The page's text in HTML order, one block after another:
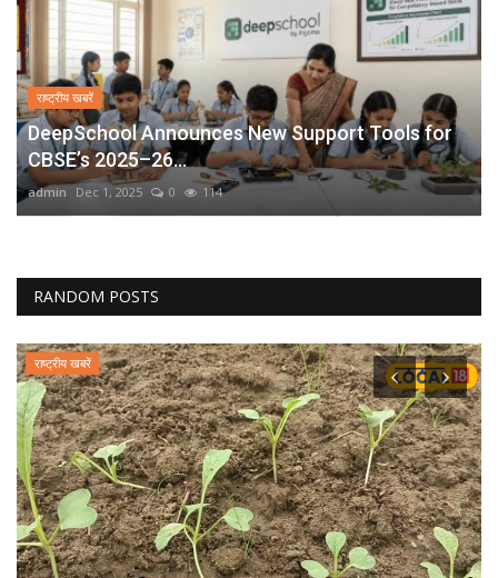
राष्ट्रीय खबरें
DeepSchool Announces New Support Tools for
CBSE’s 2025–26...
admin Dec 1, 2025 0 114
RANDOM POSTS
राष्ट्रीय खबरें